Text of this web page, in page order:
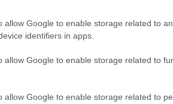
allow Google to enable storage related to
identifiers in apps.
allow Google to enable storage related to
allow Google to enable storage related to